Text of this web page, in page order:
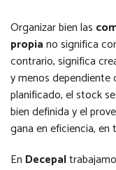
Organizar bien las
propiano significa
contrario, significa
y menos dependiente
planificado, el stock
bien definida y el
gana en eficiencia,
En Decepal